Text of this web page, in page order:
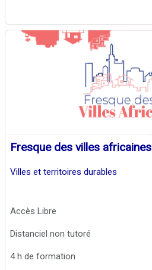
Fresque des villes africaines
Villes et territoires durables
Accès Libre
Distanciel non tutoré
4 h de formation